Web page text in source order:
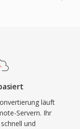
läuft
Servern. Ihr
und